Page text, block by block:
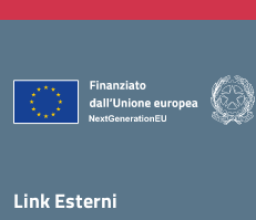
Link Esterni